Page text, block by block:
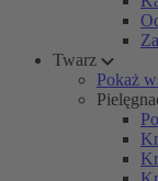
Twarz
Pokaż